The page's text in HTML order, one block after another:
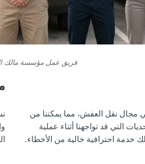
فريق عمل مؤسسة مالك
مجال نقل العفش، مما يمكننا من
التي قد تواجهنا أثناء عملية
خدمة احترافية خالية من الأخطاء.